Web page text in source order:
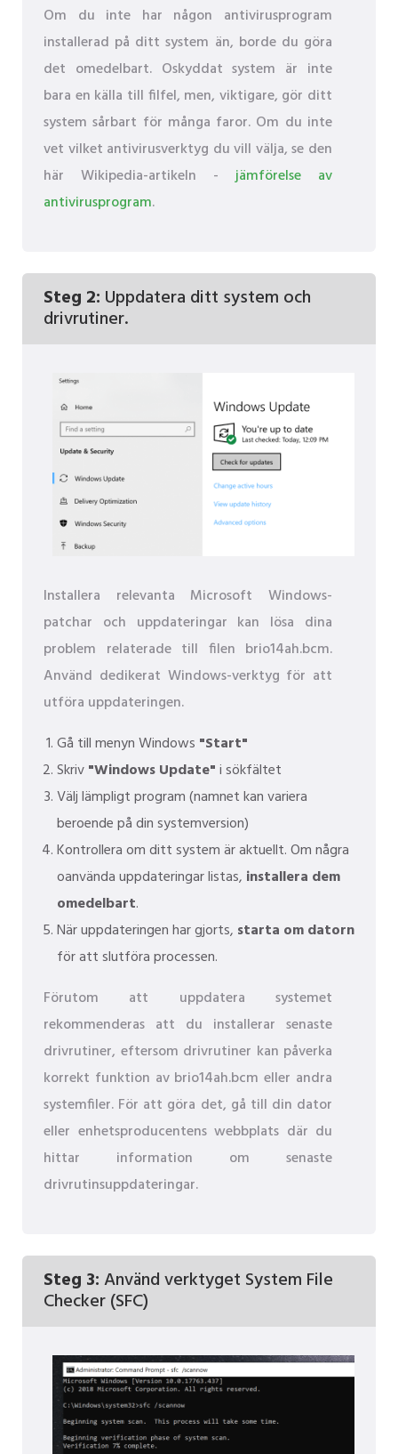
Om du inte har någon antivirusprogram
installerad på ditt system än, borde du göra
det omedelbart. Oskyddat system är inte
bara en källa till filfel, men, viktigare, gör ditt
system sårbart för många faror. Om du inte
vet vilket antivirusverktyg du vill välja, se den
här Wikipedia-artikeln -jämförelse av
antivirusprogram.
Steg 2: Uppdatera ditt system och
drivrutiner.
Installera relevanta Microsoft Windows-
patchar och uppdateringar kan lösa dina
problem relaterade till filen brio14ah.bcm.
Använd dedikerat Windows-verktyg för att
utföra uppdateringen.
Gå till menyn Windows "Start"
Skriv"Windows Update"i sökfältet
Välj lämpligt program (namnet kan variera
beroende på din systemversion)
Kontrollera om ditt system är aktuellt. Om några
oanvända uppdateringar listas, installera dem
omedelbart.
När uppdateringen har gjorts, starta om datorn
för att slutföra processen.
Förutom att uppdatera systemet
rekommenderas att du installerar senaste
drivrutiner, eftersom drivrutiner kan påverka
korrekt funktion av brio14ah.bcm eller andra
systemfiler. För att göra det, gå till din dator
eller enhetsproducentens webbplats där du
hittar information om senaste
drivrutinsuppdateringar.
Steg 3:Använd verktyget System File
Checker (SFC)